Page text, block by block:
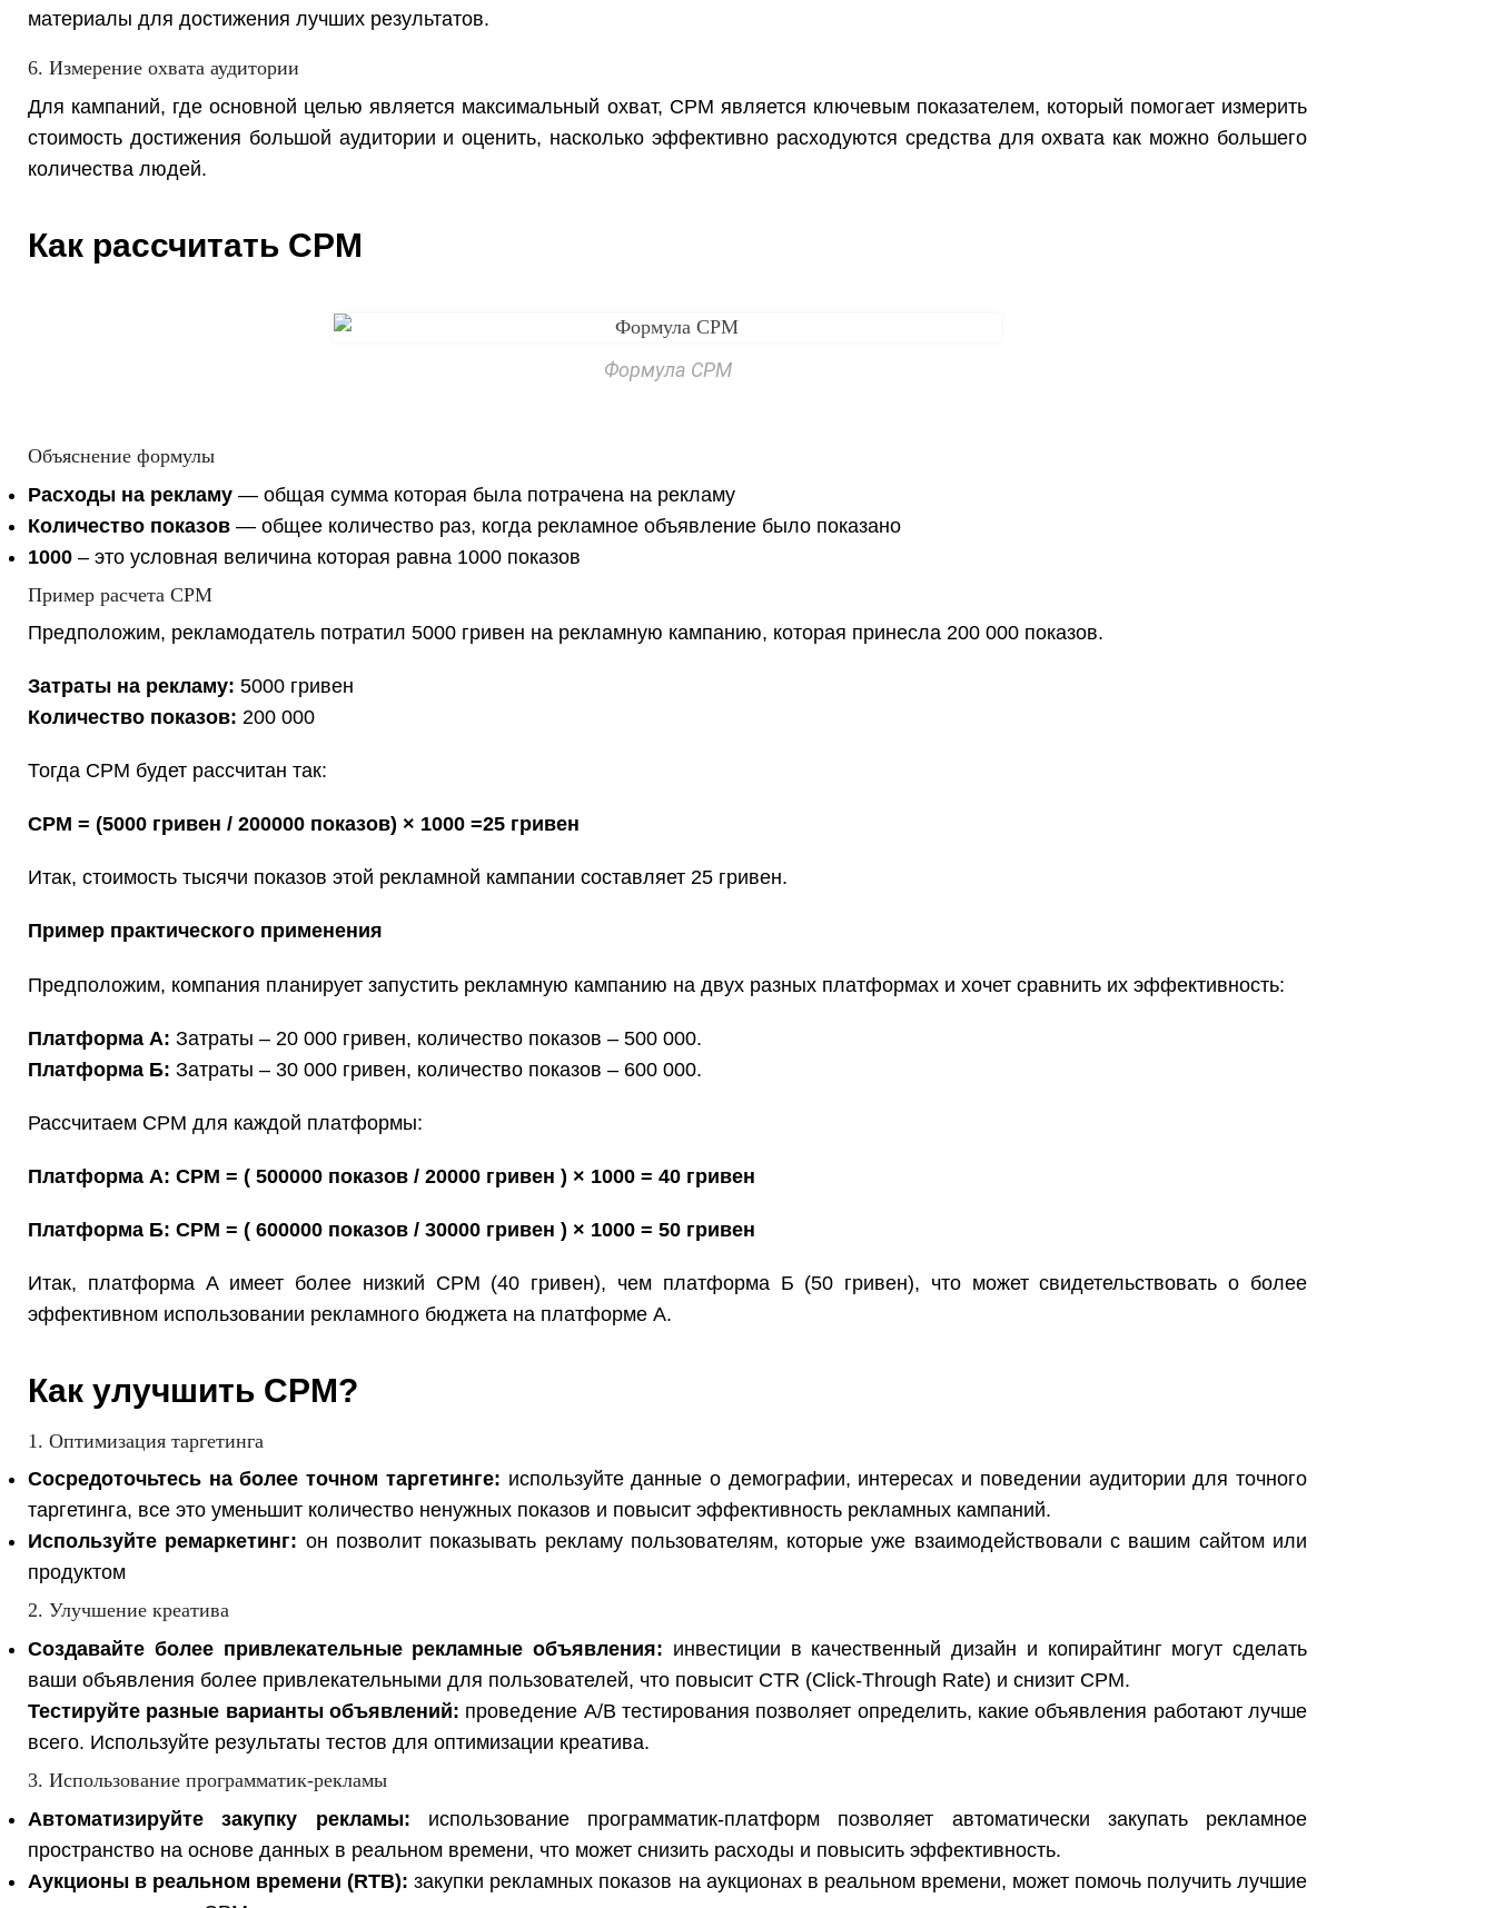
материалы для достижения лучших результатов.
6. Измерение охвата аудитории
Для кампаний, где основной целью является максимальный охват, CPM является ключевым показателем, который помогает измерить
стоимость достижения большой аудитории и оценить, насколько эффективно расходуются средства для охвата как можно большего
количества людей.
Как рассчитать CPM
Формула CPM
Объяснение формулы
Расходы на рекламу — общая сумма которая была потрачена на рекламу
Количество показов — общее количество раз, когда рекламное объявление было показано
1000 – это условная величина которая равна 1000 показов
Пример расчета CPM
Предположим, рекламодатель потратил 5000 гривен на рекламную кампанию, которая принесла 200 000 показов.
Затраты на рекламу: 5000 гривен
Количество показов: 200 000
Тогда CPM будет рассчитан так:
CPM = (5000 гривен / 200000 показов) × 1000 =25 гривен
Итак, стоимость тысячи показов этой рекламной кампании составляет 25 гривен.
Пример практического применения
Предположим, компания планирует запустить рекламную кампанию на двух разных платформах и хочет сравнить их эффективность:
Платформа А: Затраты – 20 000 гривен, количество показов – 500 000.
Платформа Б: Затраты – 30 000 гривен, количество показов – 600 000.
Рассчитаем CPM для каждой платформы:
Платформа А: CPM = ( 500000 показов / 20000 гривен ) × 1000 = 40 гривен
Платформа Б: CPM = ( 600000 показов / 30000 гривен ) × 1000 = 50 гривен
Итак, платформа А имеет более низкий CPM (40 гривен), чем платформа Б (50 гривен), что может свидетельствовать о более
эффективном использовании рекламного бюджета на платформе А.
Как улучшить CPM?
1. Оптимизация таргетинга
Сосредоточьтесь на более точном таргетинге: используйте данные о демографии, интересах и поведении аудитории для точного
таргетинга, все это уменьшит количество ненужных показов и повысит эффективность рекламных кампаний.
Используйте ремаркетинг: он позволит показывать рекламу пользователям, которые уже взаимодействовали с вашим сайтом или
продуктом
2. Улучшение креатива
Создавайте более привлекательные рекламные объявления: инвестиции в качественный дизайн и копирайтинг могут сделать
ваши объявления более привлекательными для пользователей, что повысит CTR (Click-Through Rate) и снизит CPM.
Тестируйте разные варианты объявлений: проведение A/B тестирования позволяет определить, какие объявления работают лучше
всего. Используйте результаты тестов для оптимизации креатива.
3. Использование программатик-рекламы
Автоматизируйте закупку рекламы: использование программатик-платформ позволяет автоматически закупать рекламное
пространство на основе данных в реальном времени, что может снизить расходы и повысить эффективность.
Аукционы в реальном времени (RTB): закупки рекламных показов на аукционах в реальном времени, может помочь получить лучшие